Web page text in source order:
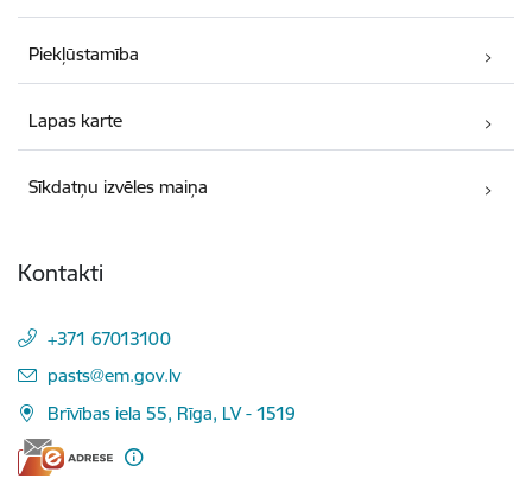
Piekļūstamība
Lapas karte
Sīkdatņu izvēles maiņa
Kontakti
+371 67013100
E-pasts:
pasts@em.gov.lv
Brīvības iela 55, Rīga, LV - 1519